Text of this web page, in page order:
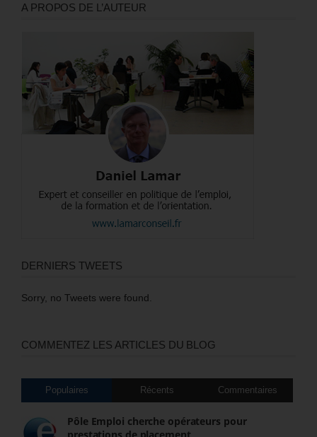
A PROPOS DE L’AUTEUR
DERNIERS TWEETS
Sorry, no Tweets were found.
COMMENTEZ LES ARTICLES DU BLOG
Populaires Récents Commentaires
Pôle Emploi cherche opérateurs pour